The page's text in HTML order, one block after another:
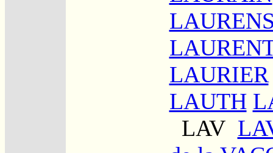
LAURIER
LAUTH
LAV